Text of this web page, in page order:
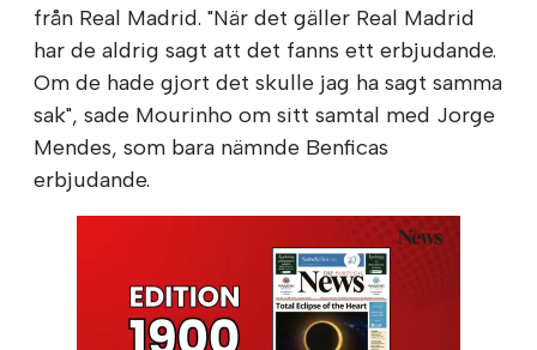
från Real Madrid. "När det gäller Real Madrid
har de aldrig sagt att det fanns ett erbjudande.
Om de hade gjort det skulle jag ha sagt samma
sak", sade Mourinho om sitt samtal med Jorge
Mendes, som bara nämnde Benficas
erbjudande.